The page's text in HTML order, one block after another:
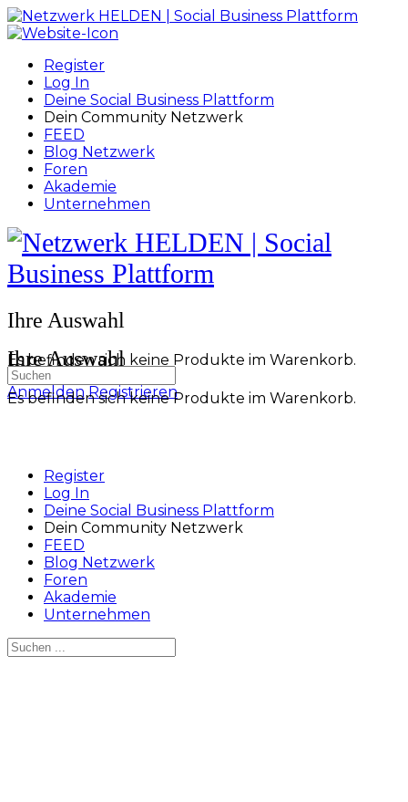
Toggle
Side
Register
Log In
Deine Social Business Plattform
Dein Community Netzwerk
FEED
Blog Netzwerk
Foren
Akademie
Unternehmen
Toggle
Side
Panel
More
options
Ihre Auswahl
Es befinden sich keine Produkte im Warenkorb.
Anmelden Registrieren
Ihre Auswahl
Es befinden sich keine Produkte im Warenkorb.
Suchen
nach:
Register
Log In
Deine Social Business Plattform
Dein Community Netzwerk
FEED
Blog Netzwerk
Foren
Akademie
Unternehmen
Suchen
nach: